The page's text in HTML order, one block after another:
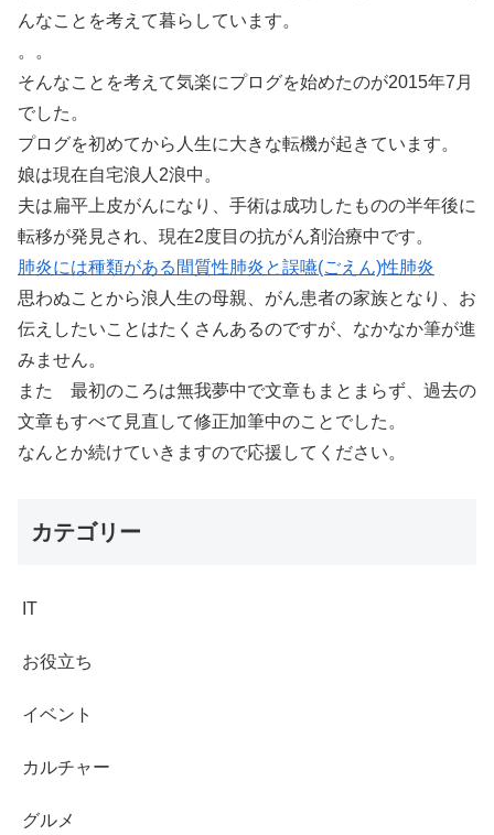
んなことを考えて暮らしています。
。。
そんなことを考えて気楽にプログを始めたのが2015年7月
でした。
プログを初めてから人生に大きな転機が起きています。
娘は現在自宅浪人2浪中。
夫は扁平上皮がんになり、手術は成功したものの半年後に
転移が発見され、現在2度目の抗がん剤治療中です。
肺炎には種類がある間質性肺炎と誤嚥(ごえん)性肺炎
思わぬことから浪人生の母親、がん患者の家族となり、お
伝えしたいことはたくさんあるのですが、なかなか筆が進
みません。
また 最初のころは無我夢中で文章もまとまらず、過去の
文章もすべて見直して修正加筆中のことでした。
なんとか続けていきますので応援してください。
カテゴリー
IT
お役立ち
イベント
カルチャー
グルメ